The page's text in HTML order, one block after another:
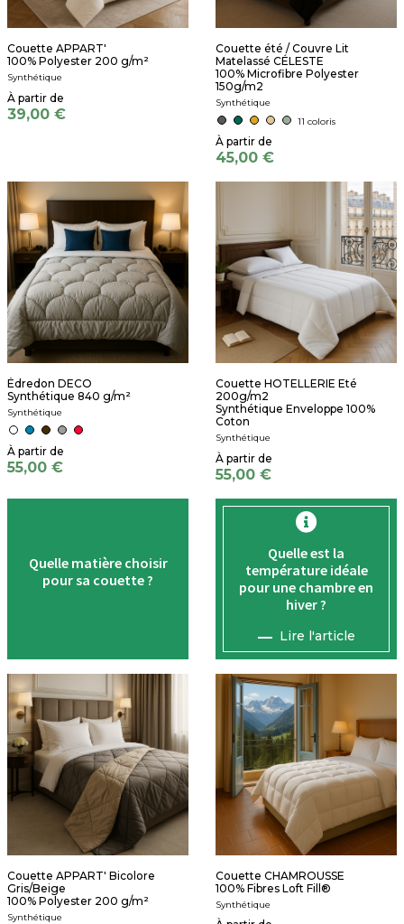
Couette APPART'
100% Polyester 200 g/m²
Synthétique
39,00 €
Couette été / Couvre Lit
Matelassé CÉLESTE
100% Microfibre Polyester
150g/m2
Synthétique
11 coloris
45,00 €
Édredon DECO
Synthétique 840 g/m²
Synthétique
55,00 €
Couette HOTELLERIE Eté
200g/m2
Synthétique Enveloppe 100%
Coton
Synthétique
55,00 €
Quelle matière choisir
pour sa couette ?
Quelle est la
températureidéale
pour une chambre en
hiver ?
Lire l'article
Couette APPART' Bicolore
Gris/Beige
100% Polyester 200 g/m²
Synthétique
Couette CHAMROUSSE
100% Fibres Loft Fill®
Synthétique